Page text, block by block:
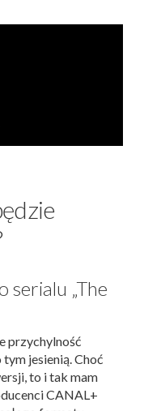
serialu „The
przychylność
jesienią. Choć
to i tak mam
CANAL+